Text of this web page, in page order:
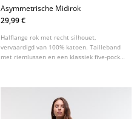
Asymmetrische Midirok
29,99 €
Halflange rok met recht silhouet,
vervaardigd van 100% katoen. Tailleband
met riemlussen en een klassiek five-pocket
asymmetrische zoom.